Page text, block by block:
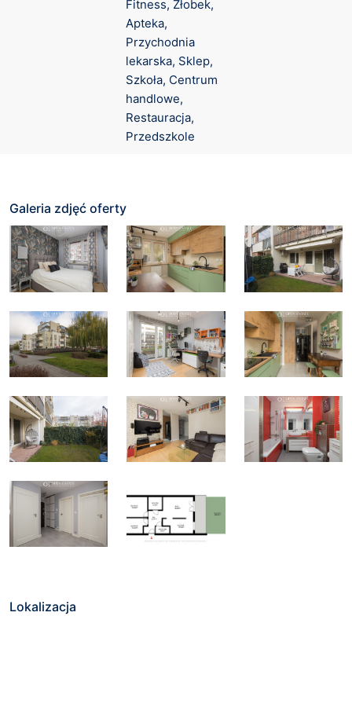
Fitness, Żłobek,
Apteka,
Przychodnia
lekarska, Sklep,
Szkoła, Centrum
handlowe,
Restauracja,
Przedszkole
Galeria zdjęć oferty
Lokalizacja